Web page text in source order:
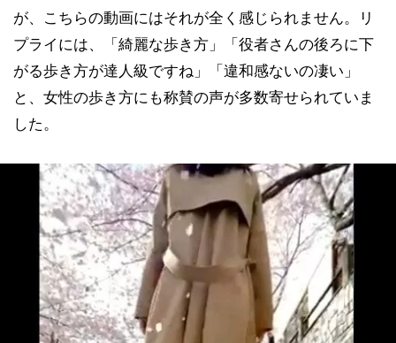
が、こちらの動画にはそれが全く感じられません。リ
プライには、「綺麗な歩き方」「役者さんの後ろに下
がる歩き方が達人級ですね」「違和感ないの凄い」
と、女性の歩き方にも称賛の声が多数寄せられていま
した。